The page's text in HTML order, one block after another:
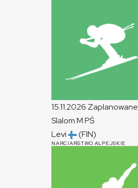
15.11.2026 Zaplanowane
SlalomM PŚ
Levi
(FIN)
NARCIARSTWO ALPEJSKIE